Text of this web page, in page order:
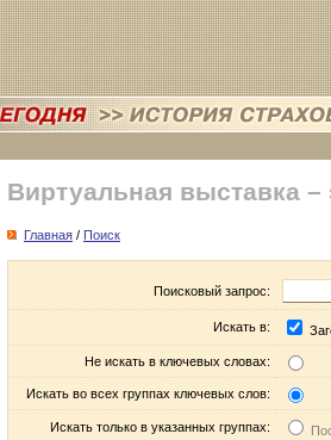
Виртуальная выставка –
Главная / Поиск
Поисковый запрос:
Искать в:
Не искать в ключевых словах:
Искать во всех группах ключевых слов:
Искать только в указанных группах: